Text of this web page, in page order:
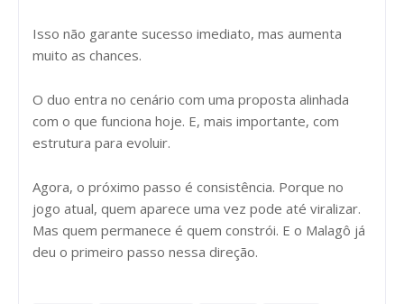
Isso não garante sucesso imediato, mas aumenta
muito as chances.
O duo entra no cenário com uma proposta alinhada
com o que funciona hoje. E, mais importante, com
estrutura para evoluir.
Agora, o próximo passo é consistência. Porque no
jogo atual, quem aparece uma vez pode até viralizar.
Mas quem permanece é quem constrói. E o Malagô já
deu o primeiro passo nessa direção.